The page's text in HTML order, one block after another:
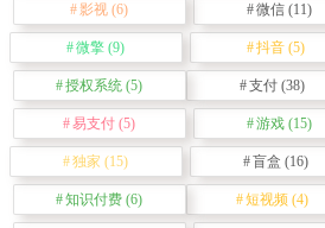
影视 (6) 微信 (11)
微擎 (9) 抖音 (5)
授权系统 (5) 支付 (38)
易支付 (5) 游戏 (15)
独家 (15) 盲盒 (16)
知识付费 (6) 短视频 (4)